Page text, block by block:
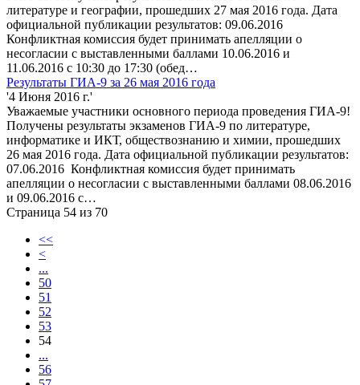
литературе и географии, прошедших 27 мая 2016 года. Дата
официальной публикации результатов: 09.06.2016
Конфликтная комиссия будет принимать апелляции о
несогласии с выставленными баллами 10.06.2016 и
11.06.2016 с 10:30 до 17:30 (обед…
Результаты ГИА-9 за 26 мая 2016 года
'4 Июня 2016 г.'
Уважаемые участники основного периода проведения ГИА-9!
Получены результаты экзаменов ГИА-9 по литературе,
информатике и ИКТ, обществознанию и химии, прошедших
26 мая 2016 года. Дата официальной публикации результатов:
07.06.2016 Конфликтная комиссия будет принимать
апелляции о несогласии с выставленными баллами 08.06.2016
и 09.06.2016 с…
Страница 54 из 70
<<
<
...
50
51
52
53
54
...
56